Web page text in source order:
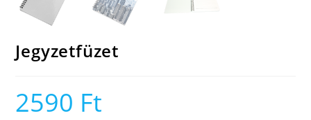
Jegyzetfüzet
2590 Ft